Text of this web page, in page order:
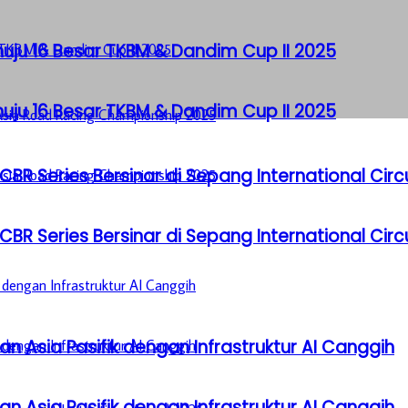
16 Besar TKBM & Dandim Cup II 2025
Series Bersinar di Sepang International
Asia Pasifik dengan Infrastruktur AI Canggih
16 Besar TKBM & Dandim Cup II 2025
Series Bersinar di Sepang International